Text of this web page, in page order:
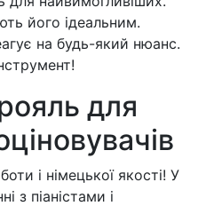
його ідеальним.
на будь-який нюанс.
для
і німецької якості! У
з піаністами і